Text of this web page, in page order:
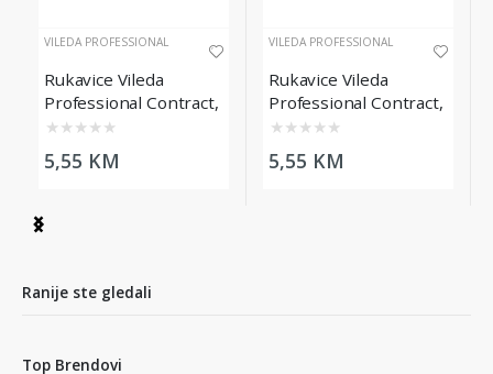
VILEDA PROFESSIONAL
Rukavice Vileda
Professional Contract,
L, žute
★ ★ ★ ★ ★
5,55 KM
VILEDA PROFESSIONAL
Rukavice Vileda
Professional Contract,
M, žute
★ ★ ★ ★ ★
5,55 KM
Item
3
Ranije ste gledali
Top Brendovi